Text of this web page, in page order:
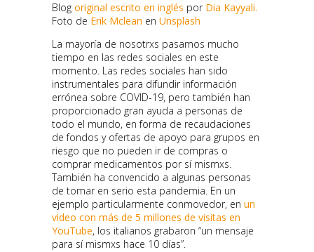
Blog original escrito en inglés por Dia Kayyali.
Foto de Erik Mclean en Unsplash
La mayoría de nosotrxs pasamos mucho
tiempo en las redes sociales en este
momento. Las redes sociales han sido
instrumentales para difundir información
errónea sobre COVID-19, pero también han
proporcionado gran ayuda a personas de
todo el mundo, en forma de recaudaciones
de fondos y ofertas de apoyo para grupos en
riesgo que no pueden ir de compras o
comprar medicamentos por sí mismxs.
También ha convencido a algunas personas
de tomar en serio esta pandemia. En un
ejemplo particularmente conmovedor, en un
video con más de 5 millones de visitas en
YouTube, los italianos grabaron “un mensaje
para sí mismxs hace 10 días”.